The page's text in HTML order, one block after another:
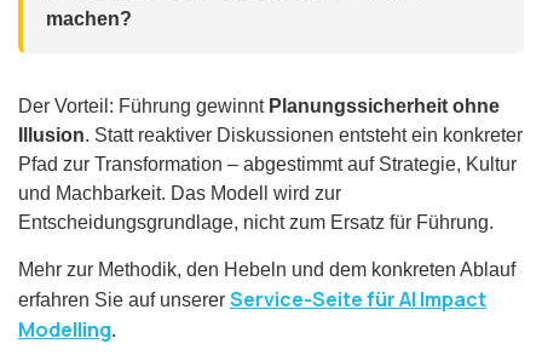
machen?
Der Vorteil: Führung gewinnt Planungssicherheit ohne
Illusion. Statt reaktiver Diskussionen entsteht ein konkreter
Pfad zur Transformation – abgestimmt auf Strategie, Kultur
und Machbarkeit. Das Modell wird zur
Entscheidungsgrundlage, nicht zum Ersatz für Führung.
Mehr zur Methodik, den Hebeln und dem konkreten Ablauf
erfahren Sie auf unserer Service-Seite für AI Impact
Modelling.